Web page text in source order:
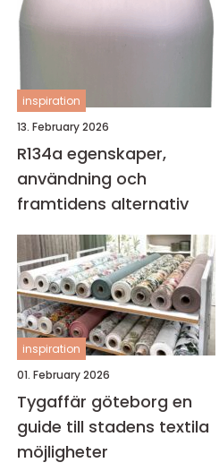
inspiration
13. February 2026
R134a egenskaper,
användning och
framtidens alternativ
inspiration
01. February 2026
Tygaffär göteborg en
guide till stadens textila
möjligheter